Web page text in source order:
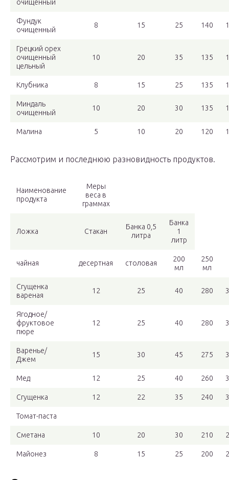
очищенный
Фундук
очищенный
8 15 25 140
Грецкий орех
очищенный
цельный
10 20 35 135
Клубника 8 15 25 135
Миндаль
очищенный
10 20 30 135
Малина 5 10 20 120
Рассмотрим и последнюю разновидность продуктов.
Наименование
продукта
Меры
веса в
граммах
Ложка Стакан
Банка 0,5
литра
Банка
1
литр
чайная десертная столовая
200
мл
250
мл
Сгущенка
вареная
12 25 40 280
Ягодное/
фруктовое
пюре
12 25 40 280
Варенье/
Джем
15 30 45 275
Мед 12 25 40 260
Сгущенка 12 22 35 240
Томат-паста
Сметана 10 20 30 210
Майонез 8 15 25 200